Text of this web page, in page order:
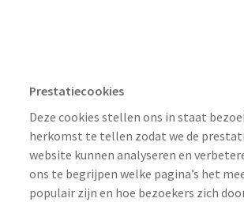
Prestatiecookies
Deze cookies stellen ons in staat
herkomst te tellen zodat we de
website kunnen analyseren en
ons te begrijpen welke pagina’s het
populair zijn en hoe bezoekers zich